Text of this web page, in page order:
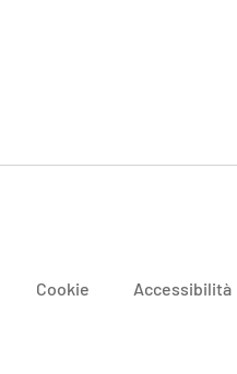
Cookie Accessibilità